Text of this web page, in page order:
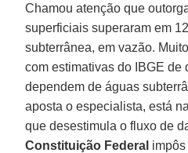
Chamou atenção que
superficiais superaram em
subterrânea, em vazão.
com estimativas do IBGE de
dependem de águas
aposta o especialista, está
que desestimula o fluxo de
Constituição Federal